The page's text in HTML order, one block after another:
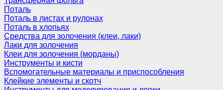
Поталь
Поталь в листах и рулонах
Поталь в хлопьях
Средства для золочения (клеи, лаки)
Лаки для золочения
Клеи для золочения (морданы)
Инструменты и кисти
Вспомогательные материалы и приспособления
Клейкие элементы и скотч